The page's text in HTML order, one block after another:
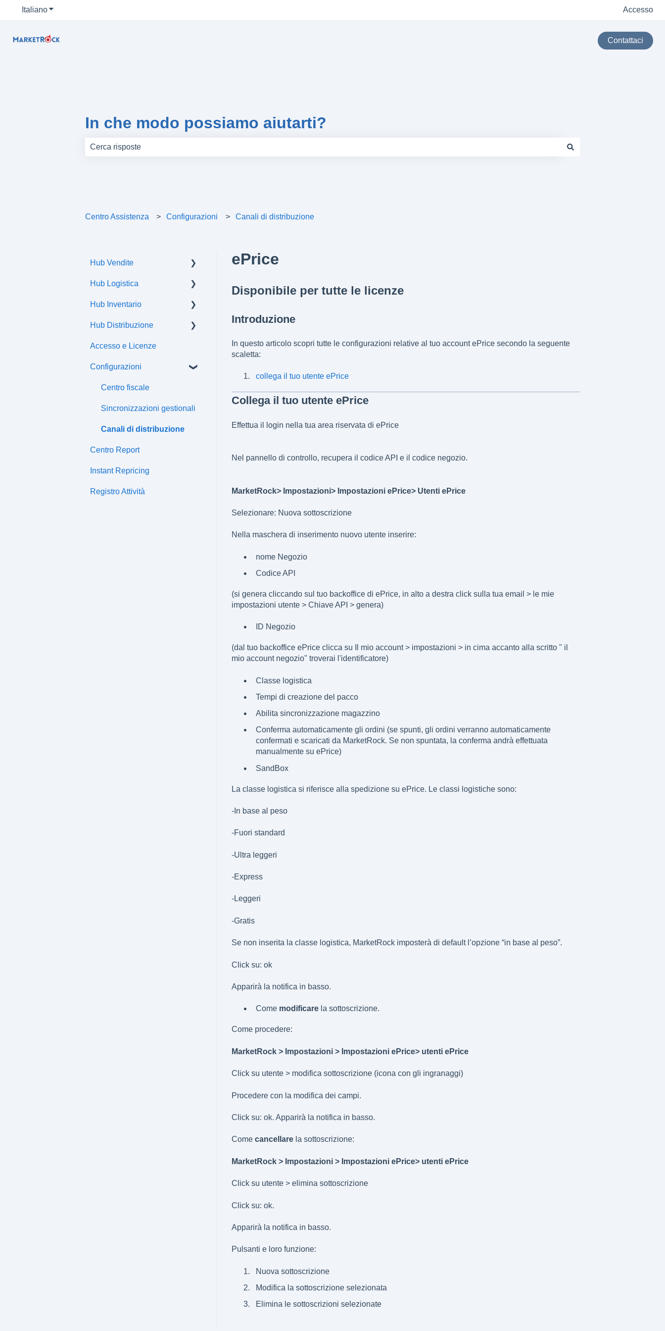
ItalianoMostra sottomenu per le traduzioni Accesso
Contattaci
In che modo possiamo aiutarti?
Centro Assistenza Configurazioni Canali di distribuzione
ePrice
Disponibile per tutte le licenze
Introduzione
In questo articolo scopri tutte le configurazioni relative al tuo account ePrice secondo la seguente
scaletta:
collega il tuo utente ePrice
Collega il tuo utente ePrice
Effettua il login nella tua area riservata di ePrice
Nel pannello di controllo, recupera il codice API e il codice negozio.
MarketRock> Impostazioni> Impostazioni ePrice> Utenti ePrice
Selezionare: Nuova sottoscrizione
Nella maschera di inserimento nuovo utente inserire:
nome Negozio
Codice API
(si genera cliccando sul tuo backoffice di ePrice, in alto a destra click sulla tua email > le mie
impostazioni utente > Chiave API > genera)
ID Negozio
(dal tuo backoffice ePrice clicca su Il mio account > impostazioni > in cima accanto alla scritto " il
mio account negozio" troverai l'identificatore)
Classe logistica
Tempi di creazione del pacco
Abilita sincronizzazione magazzino
Conferma automaticamente gli ordini (se spunti, gli ordini verranno automaticamente
confermati e scaricati da MarketRock. Se non spuntata, la conferma andrà effettuata
manualmente su ePrice)
SandBox
La classe logistica si riferisce alla spedizione su ePrice. Le classi logistiche sono:
-In base al peso
-Fuori standard
-Ultra leggeri
-Express
-Leggeri
-Gratis
Se non inserita la classe logistica, MarketRock imposterà di default l’opzione “in base al peso”.
Click su: ok
Apparirà la notifica in basso.
Come modificarela sottoscrizione.
Come procedere:
MarketRock > Impostazioni > Impostazioni ePrice> utenti ePrice
Click su utente > modifica sottoscrizione (icona con gli ingranaggi)
Procedere con la modifica dei campi.
Click su: ok. Apparirà la notifica in basso.
Come cancellarela sottoscrizione:
MarketRock > Impostazioni > Impostazioni ePrice> utenti ePrice
Click su utente > elimina sottoscrizione
Click su: ok.
Apparirà la notifica in basso.
Pulsanti e loro funzione:
Nuova sottoscrizione
Modifica la sottoscrizione selezionata
Elimina le sottoscrizioni selezionate
Hub Vendite
Ordini
Hub Logistica
Spedizioni
Flussi di comunicazione
Hub Inventario
Prodotti
Offerte
Attributi
Classi fiscali
Prezzi
Listini
Sconti
Magazzini
Importazione semplice
Hub Distribuzione
Certificazioni
Accesso e Licenze
Configurazioni
Centro fiscale
Sincronizzazioni gestionali
Canali di distribuzione
Centro Report
Instant Repricing
Registro Attività